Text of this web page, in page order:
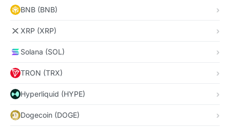
BNB (BNB)
XRP (XRP)
Solana (SOL)
TRON (TRX)
Hyperliquid (HYPE)
Dogecoin (DOGE)